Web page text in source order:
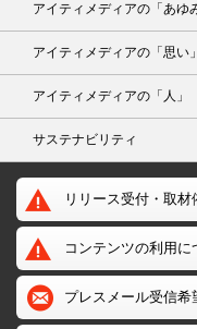
アイティメディアの「あゆ
アイティメディアの「思い」
アイティメディアの「人」
サステナビリティ
リリース受付・取材
コンテンツの利用に
プレスメール受信希